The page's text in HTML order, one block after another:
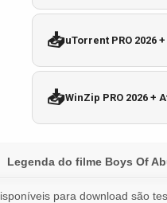
📥uTorrent PRO 2026
📥WinZip PRO 2026 +
Legenda do filme Boys Of
para download são